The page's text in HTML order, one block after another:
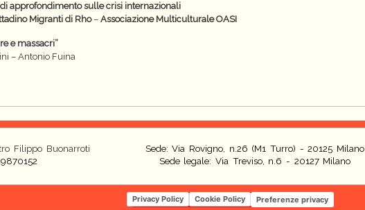
approfondimento sulle crisi internazionali
Migranti di Rho– Associazione Multiculturale OASI
e massacri”
– Antonio Fuina
Filippo Buonarroti
Sede: Via Rovigno, n.26 (M1 Turro) - 20125 Milano
Sede legale: Via Treviso, n.6 - 20127 Milano
Privacy Policy Cookie Policy Preferenze privacy